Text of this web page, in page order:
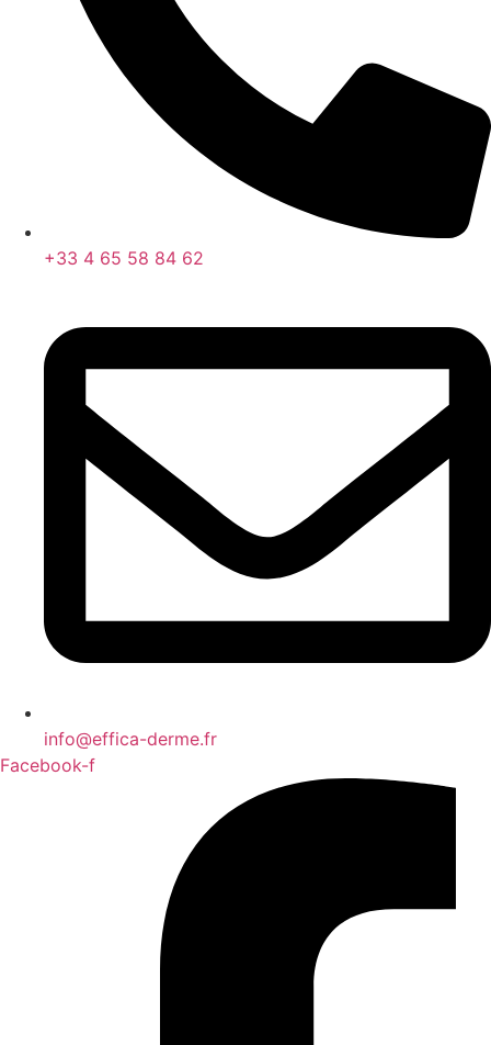
+33 4 65 58 84 62
info@effica-derme.fr
Facebook-f